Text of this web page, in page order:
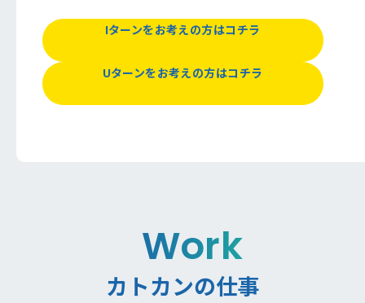
Iターンをお考えの方はコチラ
Uターンをお考えの方はコチラ
Work
カトカンの仕事